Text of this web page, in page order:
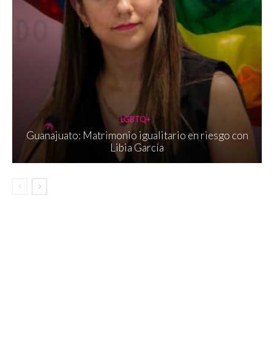
LGBTQ+
Guanajuato: Matrimonio igualitario en riesgo con
Libia García